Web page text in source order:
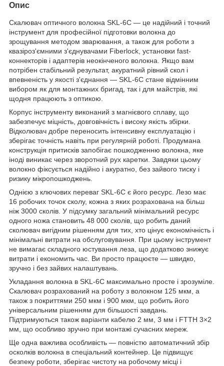
Опис
Скалювач оптичного волокна SKL-6C — це надійний і точний
інструмент для професійної підготовки волокна до
зрощування методом зварювання, а також для роботи з
квазіроз'ємними з'єднувачами Fiberlock, установки fast-
коннекторів і адаптерів неокінченого волокна. Якщо вам
потрібен стабільний результат, акуратний рівний скол і
впевненість у якості з'єднання — SKL-6C стане відмінним
вибором як для монтажних бригад, так і для майстрів, які
щодня працюють з оптикою.
Корпус інструменту виконаний з магнієвого сплаву, що
забезпечує міцність, довговічність і високу якість збірки.
Відколювач добре переносить інтенсивну експлуатацію і
зберігає точність навіть при регулярній роботі. Продумана
конструкція притисків запобігає пошкодженню волокна, яке
іноді виникає через зворотний рух каретки. Завдяки цьому
волокно фіксується надійно і акуратно, без зайвого тиску і
ризику мікропошкоджень.
Однією з ключових переваг SKL-6C є його ресурс. Лезо має
16 робочих точок сколу, кожна з яких розрахована на більш
ніж 3000 сколів. У підсумку загальний мінімальний ресурс
одного ножа становить 48 000 сколів, що робить даний
сколювач вигідним рішенням для тих, хто цінує економічність і
мінімальні витрати на обслуговування. При цьому інструмент
не вимагає складного юстування леза, що додатково знижує
витрати і економить час. Ви просто працюєте — швидко,
зручно і без зайвих налаштувань.
Укладання волокна в SKL-6C максимально просте і зрозуміле.
Скалювач розрахований на роботу з волокном 125 мкм, а
також з покриттями 250 мкм і 900 мкм, що робить його
універсальним рішенням для більшості завдань.
Підтримуються також варіанти кабелю 2 мм, 3 мм і FTTH 3×2
мм, що особливо зручно при монтажі сучасних мереж.
Ще одна важлива особливість — повністю автоматичний збір
осколків волокна в спеціальний контейнер. Це підвищує
безпеку роботи, зберігає чистоту на робочому місці і